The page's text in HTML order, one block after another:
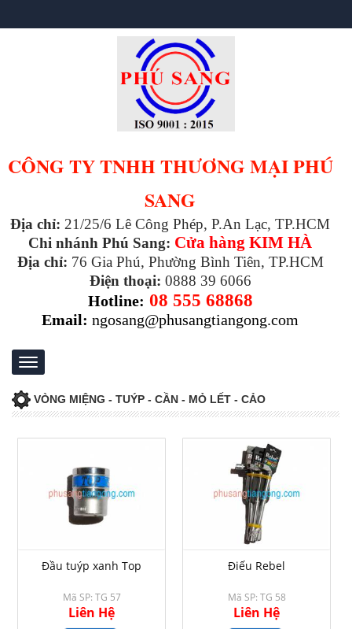
CÔNG TY TNHH THƯƠNG MẠI PHÚ
SANG
Địa chỉ: 21/25/6 Lê Công Phép, P.An Lạc, TP.HCM
Chi nhánh Phú Sang: Cửa hàng KIM HÀ
Địa chỉ: 76 Gia Phú, Phường Bình Tiên, TP.HCM
Điện thoại: 0888 39 6066
Hotline: 08 555 68868
Email: ngosang@phusangtiangong.com
VÒNG MIỆNG - TUÝP - CẦN - MỎ LẾT - CẢO
Đầu tuýp xanh Top
Mã SP: TG 57
Liên Hệ
Điếu Rebel
Mã SP: TG 58
Liên Hệ